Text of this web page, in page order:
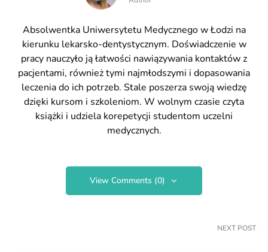
Absolwentka Uniwersytetu Medycznego w Łodzi na
kierunku lekarsko-dentystycznym. Doświadczenie w
pracy nauczyło ją łatwości nawiązywania kontaktów z
pacjentami, również tymi najmłodszymi i dopasowania
leczenia do ich potrzeb. Stale poszerza swoją wiedzę
dzięki kursom i szkoleniom. W wolnym czasie czyta
książki i udziela korepetycji studentom uczelni
medycznych.
View Comments (0)
NEXT POST